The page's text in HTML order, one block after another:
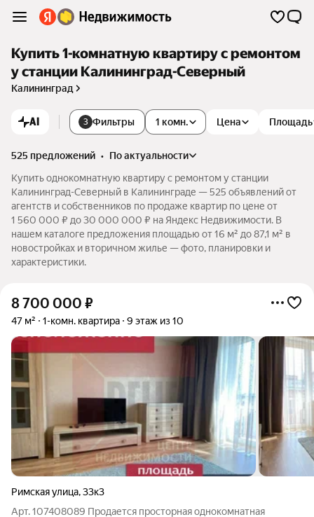
Купить 1-комнатную квартиру с ремонтом
у станции Калининград-Северный
Калининград
AI 3 Фильтры 1 комн. Цена Площадь
525 предложений •
по актуальности
Купить однокомнатную квартиру с ремонтом у станции
Калининград-Северный в Калининграде — 525 объявлений от
агентств и собственников по продаже квартир по цене от
1 560 000 ₽ до 30 000 000 ₽ на Яндекс Недвижимости. В
нашем каталоге предложения площадью от 16 м² до 87,1 м² в
новостройках и вторичном жилье — фото, планировки и
характеристики.
8 700 000 ₽
47 м² 1-комн. квартира 9 этаж из 10
Римская улица,33к3
Арт. 107408089 Продается просторная однокомнатная